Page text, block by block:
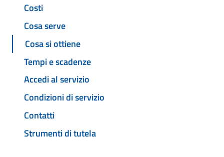
Costi
Cosa serve
Cosa si ottiene
Tempi e scadenze
Accedi al servizio
Condizioni di servizio
Contatti
Strumenti di tutela